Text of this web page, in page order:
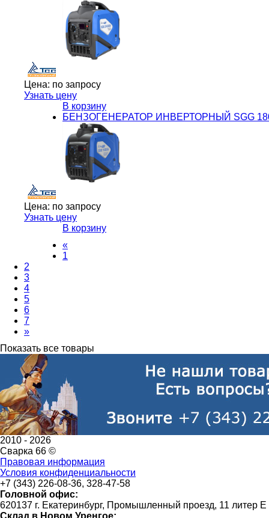
Цена: по запросу
Узнать цену
В корзину
БЕНЗОГЕНЕРАТОР ИНВЕРТОРНЫЙ SGG
Цена: по запросу
Узнать цену
В корзину
«
1
2
3
4
5
6
7
»
Показать все товары
2010 - 2026
Сварка 66 ©
Правовая информация
Условия конфиденциальности
+7 (343) 226-08-36, 328-47-58
Головной офис:
620137 г. Екатеринбург, Промышленный проезд, 11 литер Е